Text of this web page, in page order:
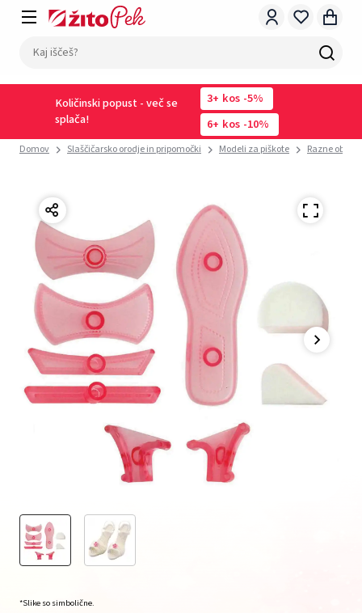
Količinski popust - več se
splača!
3 kos -5%
6
kos -10%
Domov Slaščičarsko orodje in pripomočki Modeli za piškote Razne oblike
*Slike so simbolične.